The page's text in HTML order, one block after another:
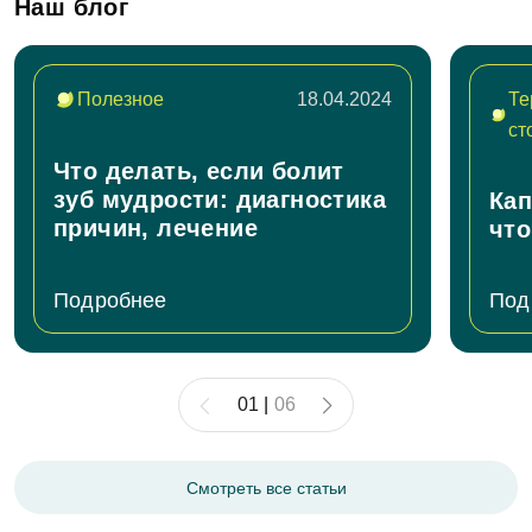
поможет минимизировать дискомфорт и ускорить
процесс восстановления.
Наш блог
01 06
Полезное 18.04.2024
Что делать, если болит
зуб мудрости: диагностика
причин, лечение
Подробнее
Смотреть все статьи